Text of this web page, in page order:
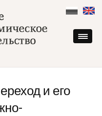
и его